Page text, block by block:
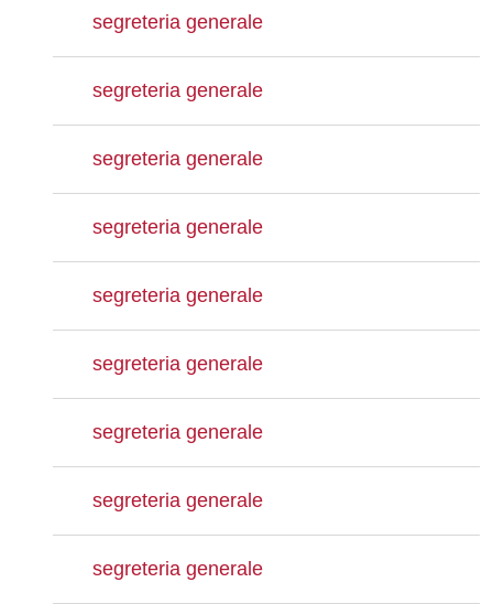
segreteria generale
segreteria generale
segreteria generale
segreteria generale
segreteria generale
segreteria generale
segreteria generale
segreteria generale
segreteria generale